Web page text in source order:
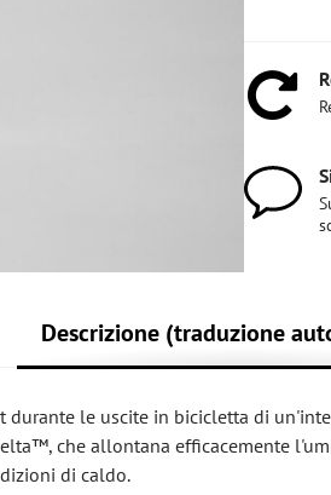
Descrizione (traduzione
durante le uscite in bicicletta di
che allontana efficacemente
di caldo.